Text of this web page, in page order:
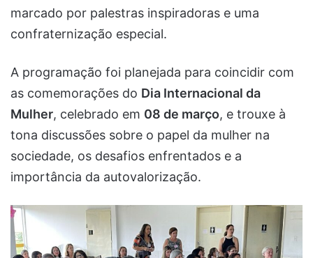
marcado por palestras inspiradoras e uma
confraternização especial.
A programação foi planejada para coincidir com
as comemorações do Dia Internacional da
Mulher, celebrado em 08 de março, e trouxe à
tona discussões sobre o papel da mulher na
sociedade, os desafios enfrentados e a
importância da autovalorização.